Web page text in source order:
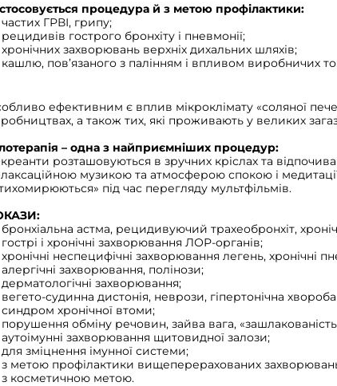
процедура й з метою профілактики:
частих ГРВІ, грипу;
рецидивів гострого бронхіту і пневмонії;
хронічних захворювань верхніх дихальних шляхів;
кашлю, пов’язаного з палінням і впливом виробничих
ефективним є вплив мікроклімату «соляної
а також тих, які проживають у великих
– одна з найприємніших процедур:
розташовуються в зручних кріслах та
музикою та атмосферою спокою і
під час перегляду мультфільмів.
бронхіальна астма, рецидивуючий трахеобронхіт,
гострі і хронічні захворювання ЛОР-органів;
хронічні неспецифічні захворювання легень, хронічні
алергічні захворювання, полінози;
дерматологічні захворювання;
вегето-судинна дистонія, неврози, гіпертонічна хвороба
синдром хронічної втоми;
порушення обміну речовин, зайва вага,
аутоімунні захворювання щитовидної залози;
для зміцнення імунної системи;
з метою профілактики вищеперерахованих
з косметичною метою.